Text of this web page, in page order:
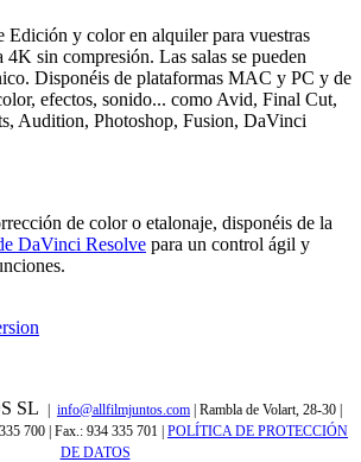
Edición y color en alquiler para vuestras
4K sin compresión. Las salas se pueden
Disponéis de plataformas MAC y PC y de
efectos, sonido... como Avid, Final Cut,
Audition, Photoshop, Fusion, DaVinci
de color o etalonaje, disponéis de la
DaVinci Resolve para un control ágil y
SL info@allfilmjuntos.com | Rambla de Volart, 28-30 |
700 | Fax.: 934 335 701 POLÍTICA DE PROTECCIÓN
DE DATOS